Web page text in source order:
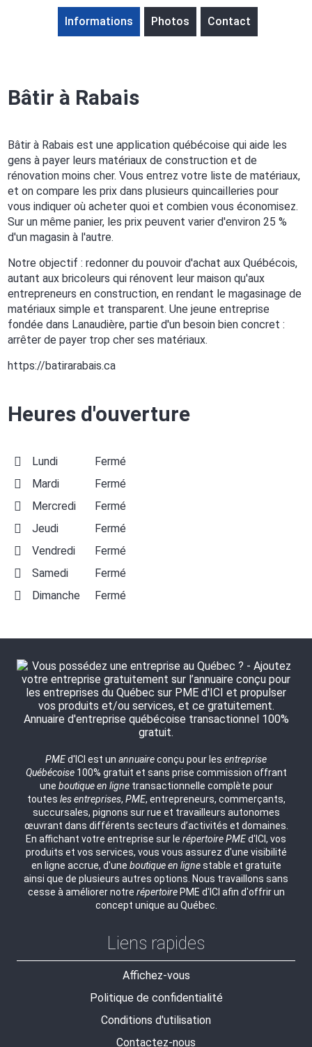
Informations Photos Contact
Bâtir à Rabais
Bâtir à Rabais est une application québécoise qui aide les
gens à payer leurs matériaux de construction et de
rénovation moins cher. Vous entrez votre liste de matériaux,
et on compare les prix dans plusieurs quincailleries pour
vous indiquer où acheter quoi et combien vous économisez.
Sur un même panier, les prix peuvent varier d'environ 25 %
d'un magasin à l'autre.
Notre objectif : redonner du pouvoir d'achat aux Québécois,
autant aux bricoleurs qui rénovent leur maison qu'aux
entrepreneurs en construction, en rendant le magasinage de
matériaux simple et transparent. Une jeune entreprise
fondée dans Lanaudière, partie d'un besoin bien concret :
arrêter de payer trop cher ses matériaux.
https://batirarabais.ca
Heures d'ouverture
Lundi
Fermé
Mardi
Fermé
Mercredi
Fermé
Jeudi
Fermé
Vendredi
Fermé
Samedi
Fermé
Dimanche
Fermé
PMEd'ICI est un annuaireconçu pour les entreprise
Québécoise100% gratuit et sans prise commission offrant
une boutique en lignetransactionnelle complète pour
toutes les entreprises, PME, entrepreneurs, commerçants,
succursales, pignons sur rue et travailleurs autonomes
œuvrant dans différents secteurs d’activités et domaines.
En affichant votre entreprise sur le répertoirePMEd'ICI, vos
produits et vos services, vous vous assurez d'une visibilité
en ligne accrue, d'une boutique en lignestable et gratuite
ainsi que de plusieurs autres options. Nous travaillons sans
cesse à améliorer notre répertoirePME d'ICI afin d'offrir un
concept unique au Québec.
Liens rapides
Affichez-vous
Politique de confidentialité
Conditions d'utilisation
Contactez-nous